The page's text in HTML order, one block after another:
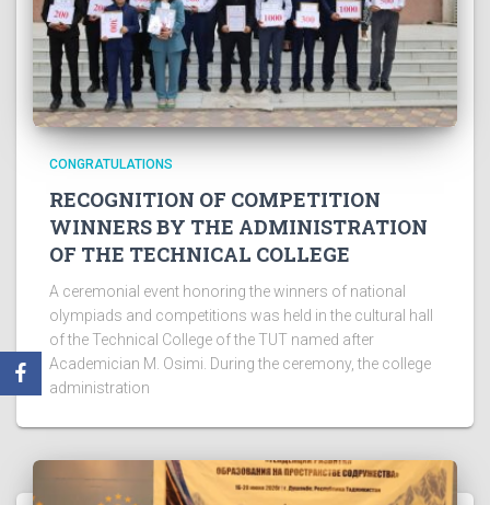
CONGRATULATIONS
RECOGNITION OF COMPETITION
WINNERS BY THE ADMINISTRATION
OF THE TECHNICAL COLLEGE
A ceremonial event honoring the winners of national
olympiads and competitions was held in the cultural hall
of the Technical College of the TUT named after
Academician M. Osimi. During the ceremony, the college
administration